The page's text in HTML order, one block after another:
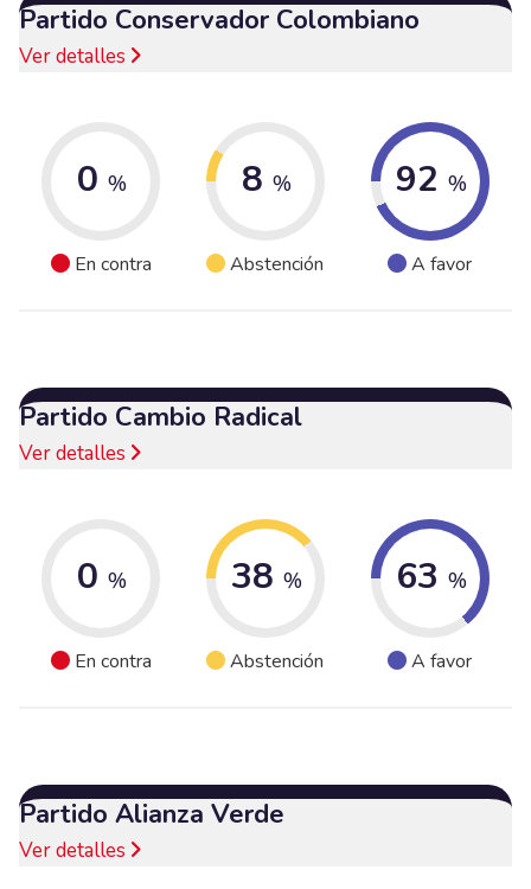
Partido Conservador Colombiano
Ver detalles
0 %
En contra
8 %
Abstención
92 %
A favor
Partido Cambio Radical
Ver detalles
0 %
En contra
38 %
Abstención
63 %
A favor
Partido Alianza Verde
Ver detalles